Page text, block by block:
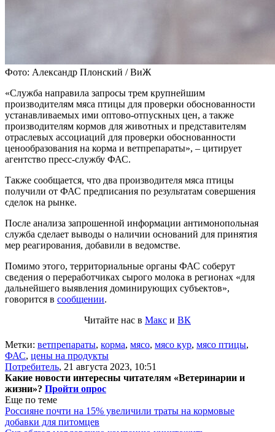
Фото: Александр Плонский / ВиЖ
«Служба направила запросы трем крупнейшим
производителям мяса птицы для проверки обоснованности
устанавливаемых ими оптово-отпускных цен, а также
производителям кормов для животных и представителям
отраслевых ассоциаций для проверки обоснованности
ценообразования на корма и ветпрепараты», – цитирует
агентство пресс-службу ФАС.
Также сообщается, что два производителя мяса птицы
получили от ФАС предписания по результатам совершения
сделок на рынке.
После анализа запрошенной информации антимонопольная
служба сделает выводы о наличии оснований для принятия
мер реагирования, добавили в ведомстве.
Помимо этого, территориальные органы ФАС соберут
сведения о переработчиках сырого молока в регионах «для
дальнейшего выявления доминирующих субъектов»,
говорится в сообщении.
Читайте нас в Макс и ВК
Метки: ветпрепараты, корма, мясо, мясо кур, мясо птицы,
ФАС, цены на продукты
Потребитель, 21 августа 2023, 10:51
Какие новости интересны читателям «Ветеринарии и
жизни»? Пройти опрос
Еще по теме
Россияне почти на 15% увеличили траты на кормовые
добавки для питомцев